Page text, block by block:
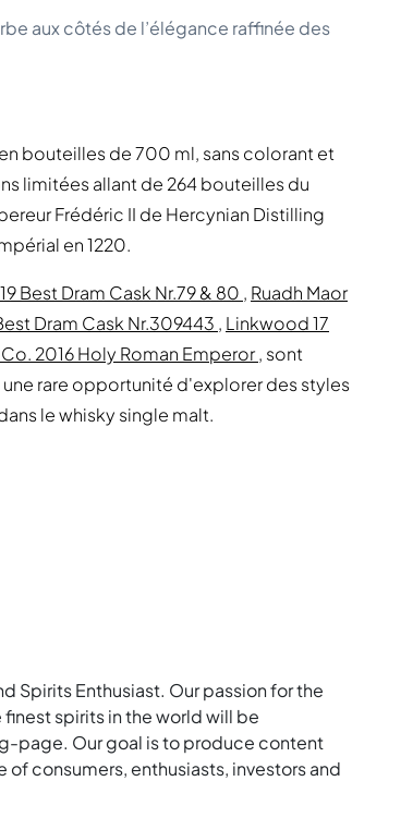
aux côtés de l’élégance raffinée des
bouteilles de 700 ml, sans colorant et
limitées allant de 264 bouteilles du
Frédéric II de Hercynian Distilling
en 1220.
Best Dram Cask Nr.79 & 80 , Ruadh Maor
Dram Cask Nr.309443 , Linkwood 17
2016 Holy Roman Emperor, sont
rare opportunité d'explorer des styles
le whisky single malt.
Spirits Enthusiast. Our passion for the
spirits in the world will be
page. Our goal is to produce content
consumers, enthusiasts, investors and